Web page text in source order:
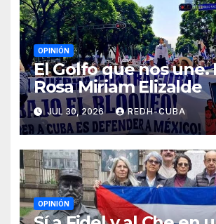
OPINIÓN
El Golfo que nos une.
Rosa Miriam Elizalde
JUL 30, 2026 REDH-CUBA
OPINIÓN